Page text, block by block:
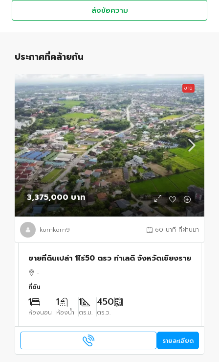
ส่งข้อความ
ประกาศที่คล้ายกัน
ขาย
3,375,000 บาท
kornkorn9 60 นาที ที่ผ่านมา
ขายที่ดินเปล่า 1ไร่50 ตรว ทำเลดี จังหวัดเชียงราย
-
ที่ดิน
1
ห้องนอน
1
ห้องน้ำ
1
ตร.ม.
450
ตร.ว.
รายละเอียด